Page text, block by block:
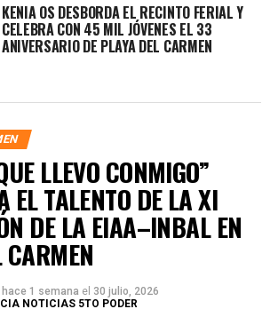
KENIA OS DESBORDA EL RECINTO FERIAL Y
CELEBRA CON 45 MIL JÓVENES EL 33
ANIVERSARIO DE PLAYA DEL CARMEN
LLEVO CONMIGO”
EL TALENTO DE LA XI
DE LA EIAA–INBAL EN
CARMEN
hace 1 semana el 30 julio, 2026
NOTICIAS 5TO PODER